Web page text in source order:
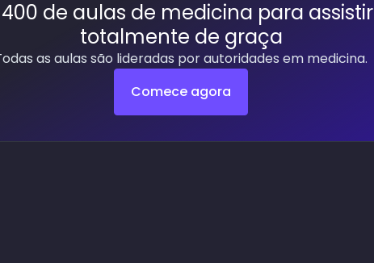
de aulas de medicina para assistir
totalmente de graça
as aulas são lideradas por autoridades em medicina.
Comece agora